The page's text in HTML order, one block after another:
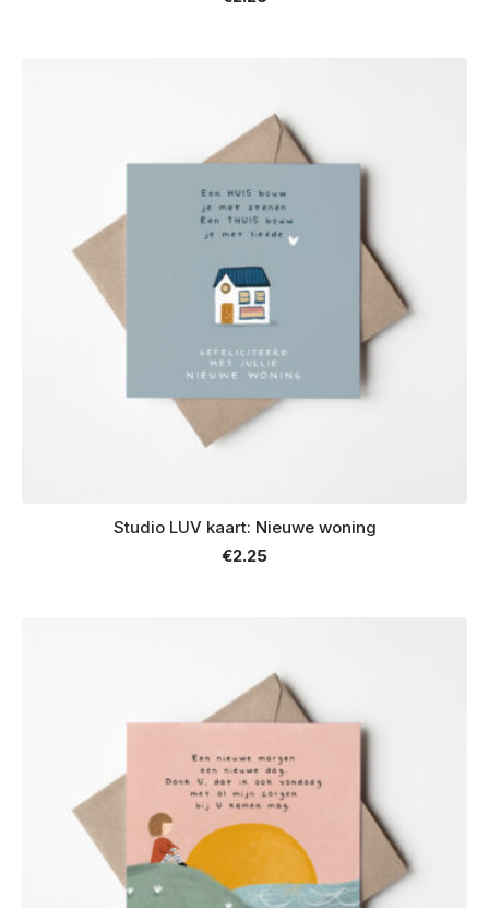
Studio LUV kaart: Nieuwe woning
€2.25